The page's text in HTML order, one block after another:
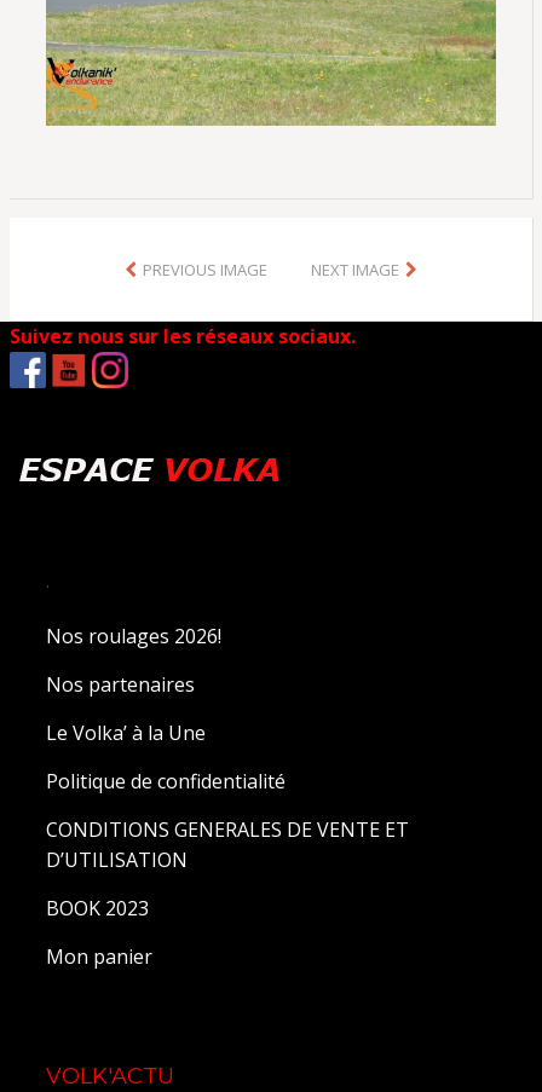
PREVIOUS IMAGE NEXT IMAGE
Suivez nous sur les réseaux sociaux.
.
Nos roulages 2026!
Nos partenaires
Le Volka’ à la Une
Politique de confidentialité
CONDITIONS GENERALES DE VENTE ET
D’UTILISATION
BOOK 2023
Mon panier
VOLK'ACTU